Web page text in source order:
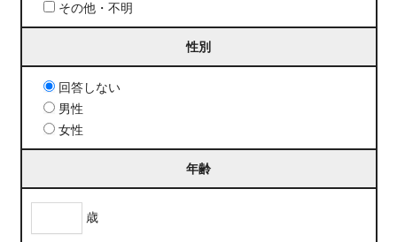
その他・不明
性別
回答しない
男性
女性
年齢
歳